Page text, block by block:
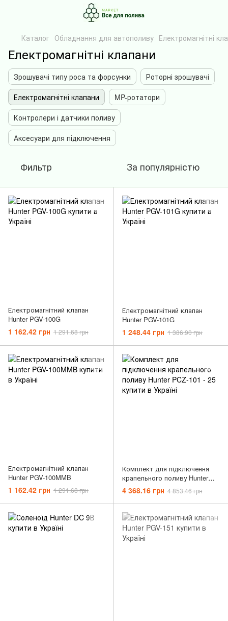
Каталог Обладнання для автополиву Електромагнітні
Електромагнітні клапани
Зрошувачі типу роса та форсунки
Роторні зрошувачі
Електромагнітні клапани
MP-ротатори
Контролери і датчики поливу
Аксесуари для підключення
Фильтр За популярністю
Електромагнітний клапан
Hunter PGV-100G
1 162.42 грн 1 291.68 грн
Електромагнітний клапан
Hunter PGV-101G
1 248.44 грн 1 386.90 грн
Електромагнітний клапан
Hunter PGV-100MMB
1 162.42 грн 1 291.68 грн
Комплект для підключення
крапельного поливу Hunter
PCZ-101 - 25
4 368.16 грн 4 853.46 грн